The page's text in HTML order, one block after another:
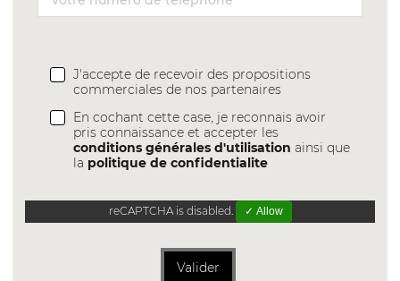
J'accepte de recevoir des propositions
commerciales de nos partenaires
En cochant cette case, je reconnais avoir
pris connaissance et accepter les
conditions générales d'utilisation ainsi que
la politique de confidentialite
reCAPTCHA is disabled. ✓ Allow
Valider